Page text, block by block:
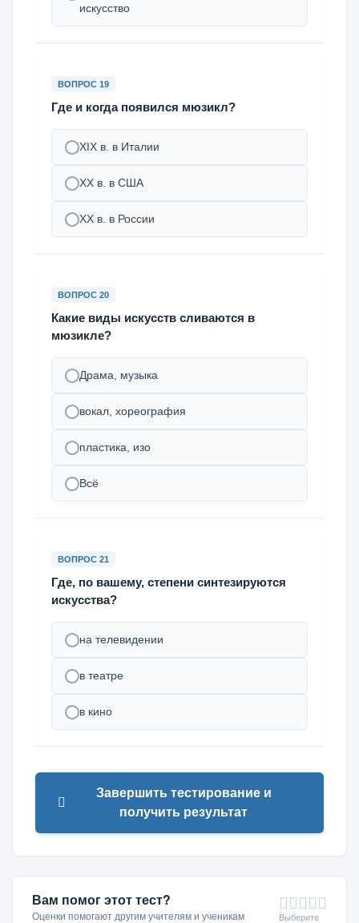
искусство
ВОПРОС 19
Где и когда появился мюзикл?
XIX в. в Италии
XX в. в США
XX в. в России
ВОПРОС 20
Какие виды искусств сливаются в
мюзикле?
Драма, музыка
вокал, хореография
пластика, изо
Всё
ВОПРОС 21
Где, по вашему, степени синтезируются
искусства?
на телевидении
в театре
в кино
Завершить тестирование и
получить результат
Вам помог этот тест?
Оценки помогают другим учителям и ученикам Выберите